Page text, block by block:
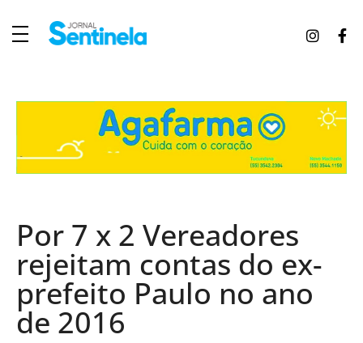
Por 7 x 2 Vereadores
rejeitam contas do ex-
prefeito Paulo no ano
de 2016